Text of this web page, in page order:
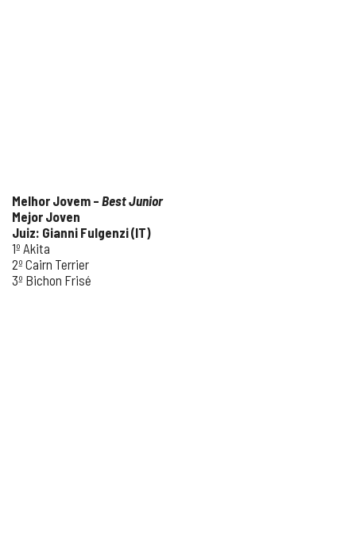
Melhor Jovem – Best Junior
Mejor Joven
Juiz: Gianni Fulgenzi (IT)
1º Akita
2º Cairn Terrier
3º Bichon Frisé